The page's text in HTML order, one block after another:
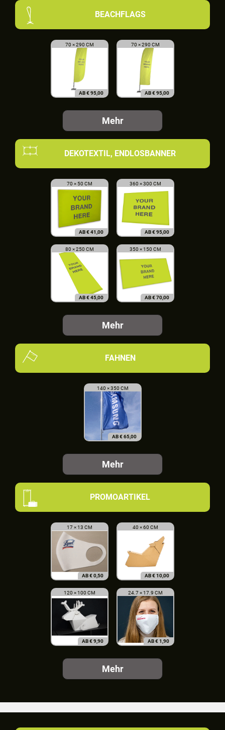
BEACHFLAGS
70 × 290 CM
AB€95,00
70 × 290 CM
AB€95,00
Mehr
DEKOTEXTIL, ENDLOSBANNER
70 × 50 CM
AB€41,00
360 × 300 CM
AB€95,00
80 × 250 CM
AB€45,00
350 × 150 CM
AB€70,00
Mehr
FAHNEN
140 × 350 CM
AB€ 65,00
Mehr
PROMOARTIKEL
17 × 13 CM
AB€0,50
40 × 60 CM
AB€10,00
120 × 100 CM
AB€9,90
24.7 × 17.9 CM
AB€1,90
Mehr